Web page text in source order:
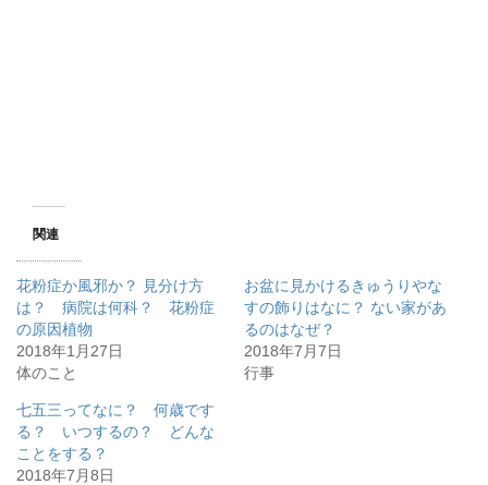
関連
花粉症か風邪か？ 見分け方
は？ 病院は何科？ 花粉症
の原因植物
2018年1月27日
体のこと
お盆に見かけるきゅうりやな
すの飾りはなに？ ない家があ
るのはなぜ？
2018年7月7日
行事
七五三ってなに？ 何歳です
る？ いつするの？ どんな
ことをする？
2018年7月8日